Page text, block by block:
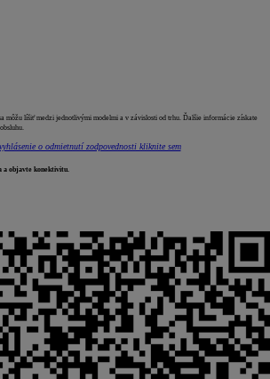
môžu líšiť medzi jednotlivými modelmi a v závislosti od trhu. Ďalšie informácie získate
o odmietnutí zodpovednosti kliknite sem
a objavte konektivitu.